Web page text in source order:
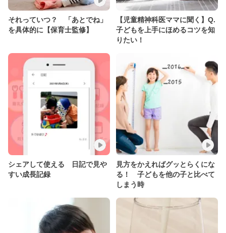
それっていつ？ 「あとでね」
を具体的に【保育士監修】
【児童精神科医ママに聞く】Q.
子どもを上手にほめるコツを知
りたい！
シェアして使える 日記で見や
すい成長記録
見方をかえればグッとらくにな
る！ 子どもを他の子と比べて
しまう時